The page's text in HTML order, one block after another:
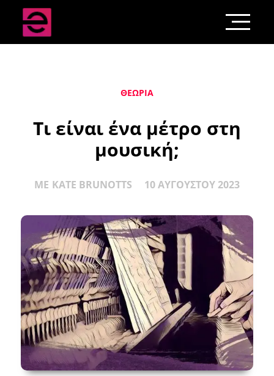
ΘΕΩΡΊΑ
Τι είναι ένα μέτρο στη
μουσική;
ΜΕ KATE BRUNOTTS 10 ΑΥΓΟΎΣΤΟΥ 2023